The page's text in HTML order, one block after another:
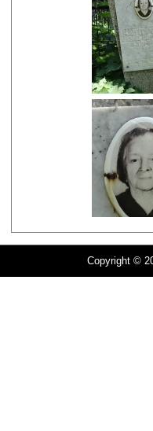
Copyright ©